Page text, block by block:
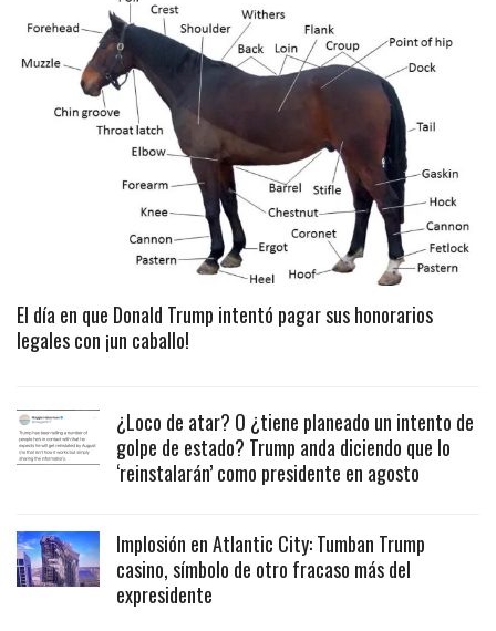
El día en que Donald Trump intentó pagar sus honorarios
legales con ¡un caballo!
¿Loco de atar? O ¿tiene planeado un intento de
golpe de estado? Trump anda diciendo que lo
‘reinstalarán’ como presidente en agosto
Implosión en Atlantic City: Tumban Trump
casino, símbolo de otro fracaso más del
expresidente